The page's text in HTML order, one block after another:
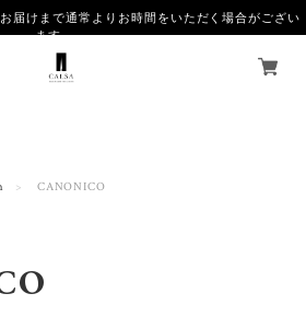
届けまで通常よりお時間をいただく場合がござい
ます。
CANONICO